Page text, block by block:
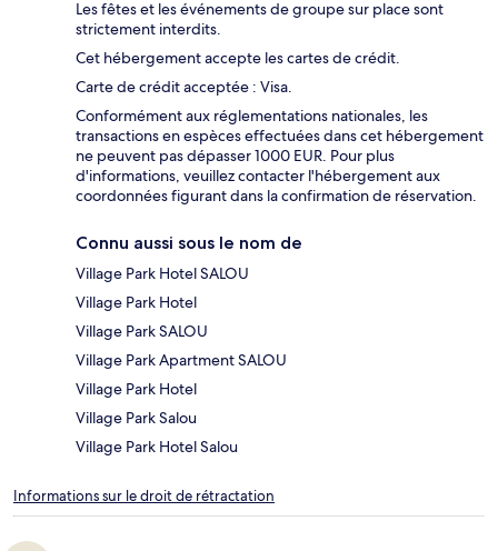
Les fêtes et les événements de groupe sur place sont
strictement interdits.
Cet hébergement accepte les cartes de crédit.
Carte de crédit acceptée : Visa.
Conformément aux réglementations nationales, les
transactions en espèces effectuées dans cet hébergement
ne peuvent pas dépasser 1000 EUR. Pour plus
d'informations, veuillez contacter l'hébergement aux
coordonnées figurant dans la confirmation de réservation.
Connu aussi sous le nom de
Village Park Hotel SALOU
Village Park Hotel
Village Park SALOU
Village Park Apartment SALOU
Village Park Hotel
Village Park Salou
Village Park Hotel Salou
Informations sur le droit de rétractation